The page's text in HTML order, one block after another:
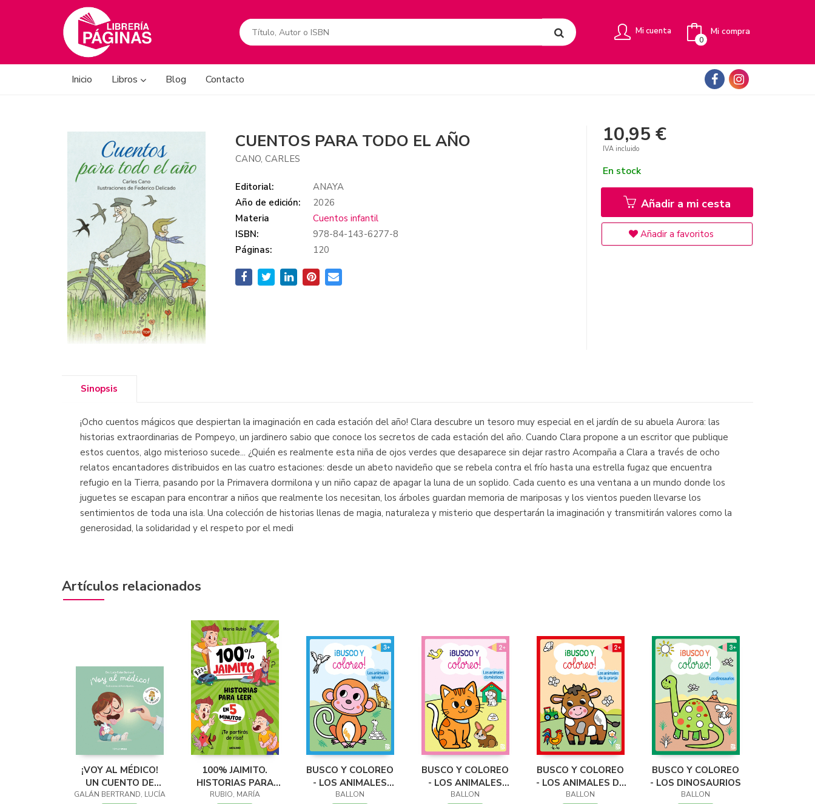
Mi cuenta Mi compra
0
Inicio Libros Blog Contacto
CUENTOS PARA TODO EL AÑO
CANO, CARLES
Editorial:
ANAYA
Año de edición:
2026
Materia
Cuentos infantil
ISBN:
978-84-143-6277-8
Páginas:
120
10,95 €
IVA incluido
En stock
Añadir a mi cesta
Añadir a favoritos
Sinopsis
¡Ocho cuentos mágicos que despiertan la imaginación en cada estación del año! Clara descubre un tesoro muy especial en el jardín de su abuela Aurora: las
historias extraordinarias de Pompeyo, un jardinero sabio que conoce los secretos de cada estación del año. Cuando Clara propone a un escritor que publique
estos cuentos, algo misterioso sucede... ¿Quién es realmente esta niña de ojos verdes que desaparece sin dejar rastro Acompaña a Clara a través de ocho
relatos encantadores distribuidos en las cuatro estaciones: desde un abeto navideño que se rebela contra el frío hasta una estrella fugaz que encuentra
refugio en la Tierra, pasando por la Primavera dormilona y un niño capaz de apagar la luna de un soplido. Cada cuento es una ventana a un mundo donde los
juguetes se escapan para encontrar a niños que realmente los necesitan, los árboles guardan memoria de mariposas y los vientos pueden llevarse los
sentimientos de toda una isla. Una colección de historias llenas de magia, naturaleza y misterio que despertarán la imaginación y transmitirán valores como la
generosidad, la solidaridad y el respeto por el medi
Artículos relacionados
¡VOY AL MÉDICO!
UN CUENTO DE
LUCÍA, MI PEDIATRA
GALÁN BERTRAND, LUCÍA
100% JAIMITO.
HISTORIAS PARA
LEER EN 5 MINUTOS
RUBIO, MARÍA
BUSCO Y COLOREO
- LOS ANIMALES
SALVAJES
BALLON
BUSCO Y COLOREO
- LOS ANIMALES
DOMÉSTICOS
BALLON
BUSCO Y COLOREO
- LOS ANIMALES DE
LA GRANJA
BALLON
BUSCO Y COLOREO
- LOS DINOSAURIOS
BALLON